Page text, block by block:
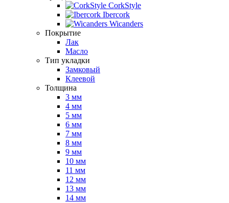
CorkStyle
Ibercork
Wicanders
Покрытие
Лак
Масло
Тип укладки
Замковый
Клеевой
Толщина
3 мм
4 мм
5 мм
6 мм
7 мм
8 мм
9 мм
10 мм
11 мм
12 мм
13 мм
14 мм